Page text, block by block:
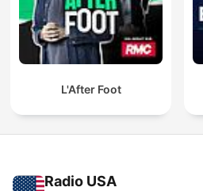
L'After Foot
Radio USA